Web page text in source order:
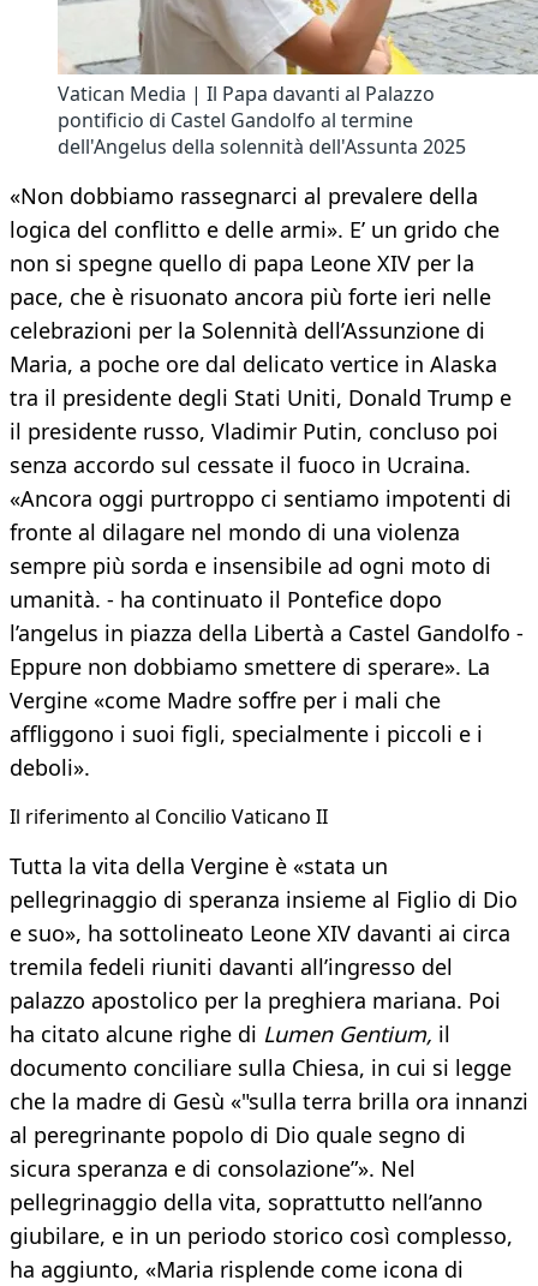
Vatican Media | Il Papa davanti al Palazzo
pontificio di Castel Gandolfo al termine
dell'Angelus della solennità dell'Assunta 2025
«Non dobbiamo rassegnarci al prevalere della
logica del conflitto e delle armi». E’ un grido che
non si spegne quello di papa Leone XIV per la
pace, che è risuonato ancora più forte ieri nelle
celebrazioni per la Solennità dell’Assunzione di
Maria, a poche ore dal delicato vertice in Alaska
tra il presidente degli Stati Uniti, Donald Trump e
il presidente russo, Vladimir Putin, concluso poi
senza accordo sul cessate il fuoco in Ucraina.
«Ancora oggi purtroppo ci sentiamo impotenti di
fronte al dilagare nel mondo di una violenza
sempre più sorda e insensibile ad ogni moto di
umanità. - ha continuato il Pontefice dopo
l’angelus in piazza della Libertà a Castel Gandolfo -
Eppure non dobbiamo smettere di sperare». La
Vergine «come Madre soffre per i mali che
affliggono i suoi figli, specialmente i piccoli e i
deboli».
Il riferimento al Concilio Vaticano II
Tutta la vita della Vergine è «stata un
pellegrinaggio di speranza insieme al Figlio di Dio
e suo», ha sottolineato Leone XIV davanti ai circa
tremila fedeli riuniti davanti all’ingresso del
palazzo apostolico per la preghiera mariana. Poi
ha citato alcune righe di Lumen Gentium, il
documento conciliare sulla Chiesa, in cui si legge
che la madre di Gesù «"sulla terra brilla ora innanzi
al peregrinante popolo di Dio quale segno di
sicura speranza e di consolazione”». Nel
pellegrinaggio della vita, soprattutto nell’anno
giubilare, e in un periodo storico così complesso,
ha aggiunto, «Maria risplende come icona di